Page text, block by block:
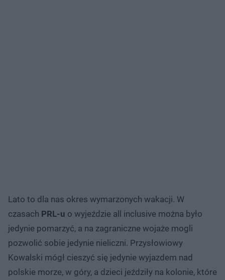
Lato to dla nas okres wymarzonych wakacji. W
czasach PRL-u o wyjeździe all inclusive można było
jedynie pomarzyć, a na zagraniczne wojaże mogli
pozwolić sobie jedynie nieliczni. Przysłowiowy
Kowalski mógł cieszyć się jedynie wyjazdem nad
polskie morze, w góry, a dzieci jeździły na kolonie, które